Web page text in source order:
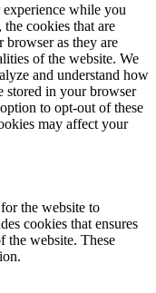
while you
cookies that are
browser as they are
of the website. We
and understand how
stored in your browser
to opt-out of these
may affect your
the website to
cookies that ensures
the website. These